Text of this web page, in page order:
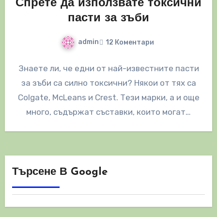
Спрете да използвате токсични
пасти за зъби
admin 12 Коментари
Знаете ли, че едни от най-известните пасти
за зъби са силно токсични? Някои от тях са
Colgate, McLeans и Crest. Тези марки, а и още
много, съдържат съставки, които могат…
Търсене В Google